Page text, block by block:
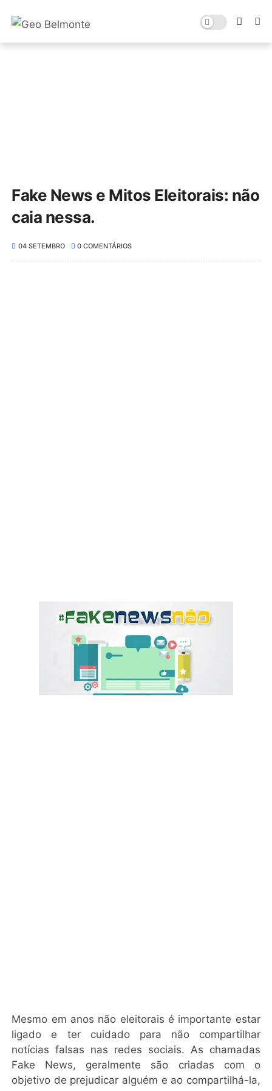
Fake News e Mitos Eleitorais: não
caia nessa.
04 SETEMBRO 0 COMENTÁRIOS
Mesmo em anos não eleitorais é importante estar
ligado e tercuidado para não compartilhar
notícias falsas nas redes sociais. As chamadas
Fake News, geralmente são criadas com o
objetivo de prejudicar alguém e ao compartilhá-la,